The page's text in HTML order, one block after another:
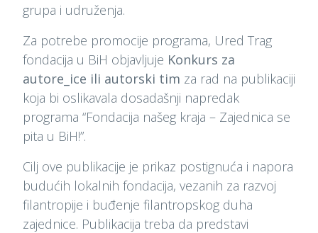
grupa i udruženja.
Za potrebe promocije programa, Ured Trag
fondacija u BiH objavljuje Konkurs za
autore_ice ili autorski tim za rad na publikaciji
koja bi oslikavala dosadašnji napredak
programa “Fondacija našeg kraja – Zajednica se
pita u BiH!”.
Cilj ove publikacije je prikaz postignuća i napora
budućih lokalnih fondacija, vezanih za razvoj
filantropije i buđenje filantropskog duha
zajednice. Publikacija treba da predstavi